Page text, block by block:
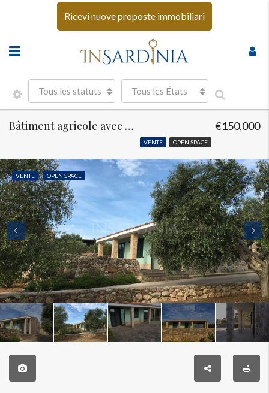
Ricevi nuove proposte immobiliari
Tous les statuts Tous les États
Bâtiment agricole avec terrain en bord de mer
VENTE OPEN SPACE
€150,000
VENTE OPEN SPACE